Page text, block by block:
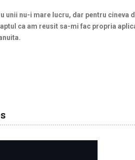
unii nu-i mare lucru, dar pentru cineva
ca am reusit sa-mi fac propria